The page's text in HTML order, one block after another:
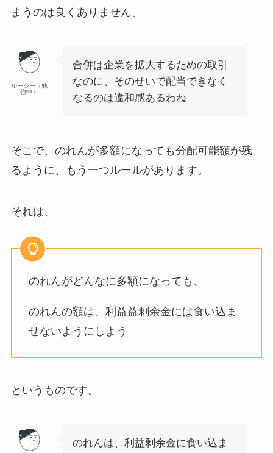
まうのは良くありません。
ルーシー（勉
強中）
合併は企業を拡大するための取引
なのに、そのせいで配当できなく
なるのは違和感あるわね
そこで、 のれんが多額になっても分配可能額が残
るように、もう一つルールがあります。
それは、
のれんがどんなに多額になっても、
のれんの額は、利益益剰余金には食い込ま
せないようにしよう
というものです。
のれんは、利益剰余金に食い込ま